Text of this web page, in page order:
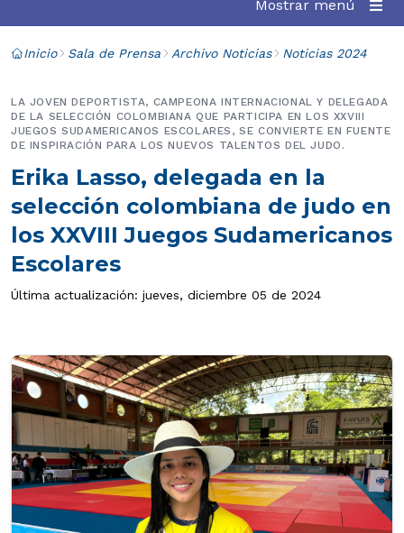
Mostrar menú
Inicio Sala de Prensa Archivo Noticias Noticias 2024
Erika Lasso, delegada en la
selección colombiana de judo en
los XXVIII Juegos Sudamericanos
Escolares
LA JOVEN DEPORTISTA, CAMPEONA INTERNACIONAL Y DELEGADA
DE LA SELECCIÓN COLOMBIANA QUE PARTICIPA EN LOS XXVIII
JUEGOS SUDAMERICANOS ESCOLARES, SE CONVIERTE EN FUENTE
DE INSPIRACIÓN PARA LOS NUEVOS TALENTOS DEL JUDO.
Última actualización: jueves, diciembre 05 de 2024